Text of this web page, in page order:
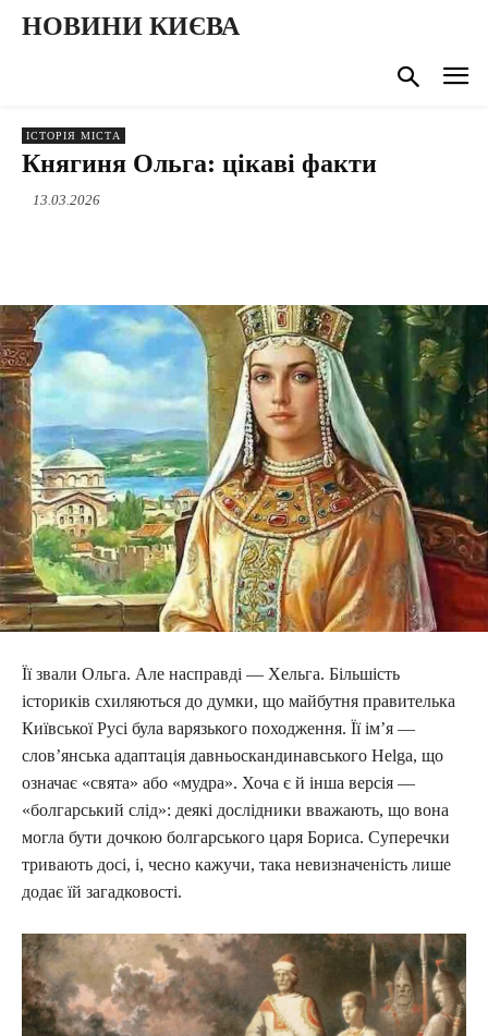
НОВИНИ КИЄВА
ІСТОРІЯ МІСТА
Княгиня Ольга: цікаві факти
13.03.2026
Її звали Ольга. Але насправді — Хельга. Більшість
істориків схиляються до думки, що майбутня правителька
Київської Русі була варязького походження. Її ім’я —
слов’янська адаптація давньоскандинавського Helga, що
означає «свята» або «мудра». Хоча є й інша версія —
«болгарський слід»: деякі дослідники вважають, що вона
могла бути дочкою болгарського царя Бориса. Суперечки
тривають досі, і, чесно кажучи, така невизначеність лише
додає їй загадковості.